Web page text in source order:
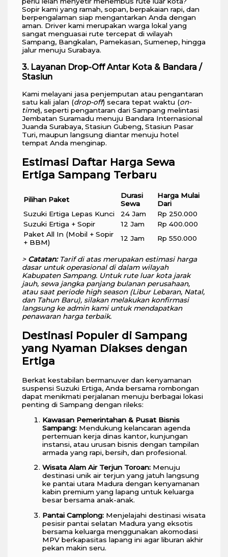
Sopir kami yang ramah, sopan, berpakaian rapi, dan
berpengalaman siap mengantarkan Anda dengan
aman. Driver kami merupakan warga lokal yang
sangat menguasai rute tercepat di wilayah
Sampang, Bangkalan, Pamekasan, Sumenep, hingga
jalur menuju Surabaya.
3. Layanan Drop-Off Antar Kota & Bandara /
Stasiun
Kami melayani jasa penjemputan atau pengantaran
satu kali jalan (drop-off) secara tepat waktu (on-
time), seperti pengantaran dari Sampang melintasi
Jembatan Suramadu menuju Bandara Internasional
Juanda Surabaya, Stasiun Gubeng, Stasiun Pasar
Turi, maupun langsung diantar menuju hotel
tempat Anda menginap.
Estimasi Daftar Harga Sewa
Ertiga Sampang Terbaru
Pilihan Paket
Durasi
Sewa
Harga Mulai
Dari
Suzuki Ertiga Lepas Kunci
24 Jam
Rp 250.000
Suzuki Ertiga + Sopir
12 Jam
Rp 400.000
Paket All In (Mobil + Sopir
+ BBM)
12 Jam Rp 550.000
> Catatan:Tarif di atas merupakan estimasi harga
dasar untuk operasional di dalam wilayah
Kabupaten Sampang. Untuk rute luar kota jarak
jauh, sewa jangka panjang bulanan perusahaan,
atau saat periode high season (Libur Lebaran, Natal,
dan Tahun Baru), silakan melakukan konfirmasi
langsung ke admin kami untuk mendapatkan
penawaran harga terbaik.
Destinasi Populer di Sampang
yang Nyaman Diakses dengan
Ertiga
Berkat kestabilan bermanuver dan kenyamanan
suspensi Suzuki Ertiga, Anda bersama rombongan
dapat menikmati perjalanan menuju berbagai lokasi
penting di Sampang dengan rileks:
Kawasan Pemerintahan & Pusat Bisnis
Sampang:Mendukung kelancaran agenda
pertemuan kerja dinas kantor, kunjungan
instansi, atau urusan bisnis dengan tampilan
armada yang rapi, bersih, dan profesional.
Wisata Alam Air Terjun Toroan:Menuju
destinasi unik air terjun yang jatuh langsung
ke pantai utara Madura dengan kenyamanan
kabin premium yang lapang untuk keluarga
besar bersama anak-anak.
Pantai Camplong:Menjelajahi destinasi wisata
pesisir pantai selatan Madura yang eksotis
bersama keluarga menggunakan akomodasi
MPV berkapasitas lapang ini agar liburan akhir
pekan makin seru.